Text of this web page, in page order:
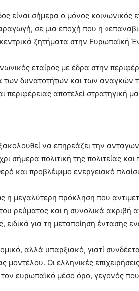
είναι σήμερα ο μόνος κοινωνικός
σε μια εποχή που η
ζητήματα στην Ευρωπαϊκή
εταίρος με έδρα στην
των δυνατοτήτων και των αναγκών
περιφέρειας αποτελεί στρατηγική
να επηρεάζει την
σήμερα πολιτική της πολιτείας
και προβλέψιμο ενεργειακό
η μεγαλύτερη πρόκληση που
του ρεύματος και η συνολικά ακριβή
για τη μεταποίηση έντασης
αλλά υπαρξιακό, γιατί
μοντέλου. Οι ελληνικές
ευρωπαϊκό μέσο όρο, γεγονός που